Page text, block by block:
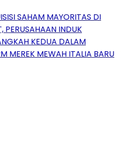
SAHAM MAYORITAS DI
PERUSAHAAN INDUK
KEDUA DALAM
MEREK MEWAH ITALIA BARU